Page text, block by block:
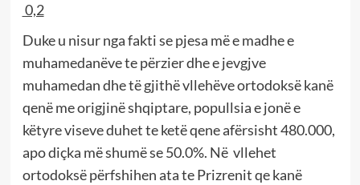
0,2
Duke u nisur nga fakti se pjesa më e madhe e
muhamedanëve te përzier dhe e jevgjve
muhamedan dhe të gjithë vllehëve ortodoksë kanë
qenë me origjinë shqiptare, popullsia e jonë e
këtyre viseve duhet te ketë qene afërsisht 480.000,
apo diçka më shumë se 50.0%. Në vllehet
ortodoksë përfshihen ata te Prizrenit qe kanë